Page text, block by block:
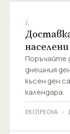
i.
Поръчайте
днешния
късен ден
календара.
ЕКСПРЕСНА